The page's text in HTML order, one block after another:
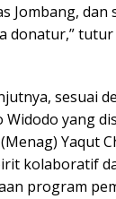
Jombang,
donatur,”
sesuai
Widodo yang
Yaqut
kolaboratif
program